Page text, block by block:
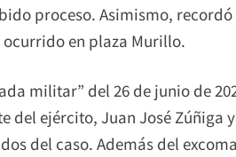
proceso. Asimismo,
en plaza Murillo.
militar” del 26 de junio de
del ejército, Juan José Zúñiga
del caso. Además del